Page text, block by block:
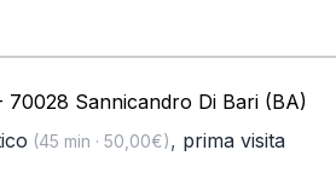
70028 Sannicandro Di Bari (BA)
(45 min · 50,00€), prima visita